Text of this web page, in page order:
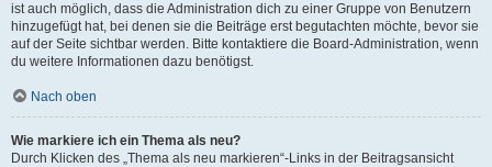
ist auch möglich, dass die Administration dich zu einer Gruppe von Benutzern
hinzugefügt hat, bei denen sie die Beiträge erst begutachten möchte, bevor sie
auf der Seite sichtbar werden. Bitte kontaktiere die Board-Administration, wenn
du weitere Informationen dazu benötigst.
Nach oben
Wie markiere ich ein Thema als neu?
Durch Klicken des „Thema als neu markieren“-Links in der Beitragsansicht